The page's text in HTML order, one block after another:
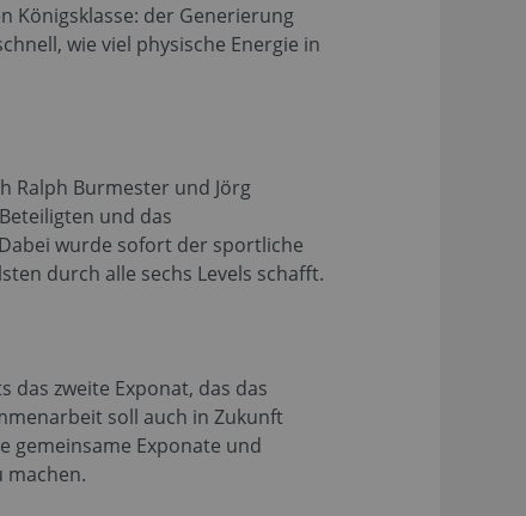
Königsklasse: der Generierung
wie viel physische Energie in
Ralph Burmester und Jörg
und das
wurde sofort der sportliche
durch alle sechs Levels schafft.
das zweite Exponat, das das
soll auch in Zukunft
gemeinsame Exponate und
machen.